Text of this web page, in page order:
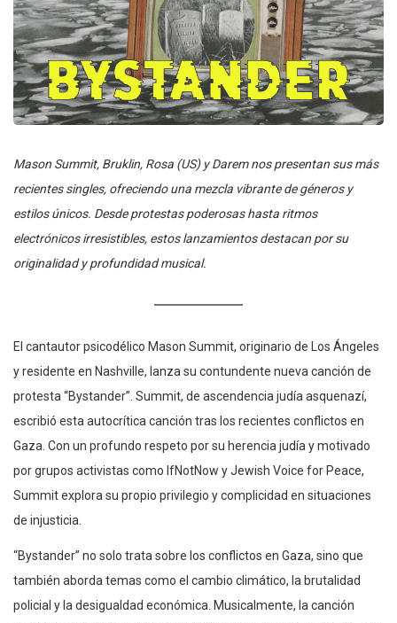
Mason Summit, Bruklin, Rosa (US) y Darem nos presentan sus más
recientes singles, ofreciendo una mezcla vibrante de géneros y
estilos únicos. Desde protestas poderosas hasta ritmos
electrónicos irresistibles, estos lanzamientos destacan por su
originalidad y profundidad musical.
El cantautor psicodélico Mason Summit, originario de Los Ángeles
y residente en Nashville, lanza su contundente nueva canción de
protesta “Bystander”. Summit, de ascendencia judía asquenazí,
escribió esta autocrítica canción tras los recientes conflictos en
Gaza. Con un profundo respeto por su herencia judía y motivado
por grupos activistas como IfNotNow y Jewish Voice for Peace,
Summit explora su propio privilegio y complicidad en situaciones
de injusticia.
“Bystander” no solo trata sobre los conflictos en Gaza, sino que
también aborda temas como el cambio climático, la brutalidad
policial y la desigualdad económica. Musicalmente, la canción